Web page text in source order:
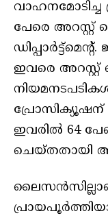
വാഹനമോടിച്ച
പേരെ അറസ്റ്റ്
ഇവരെ
ഇവരിൽ 64
ചെയ്തതായി